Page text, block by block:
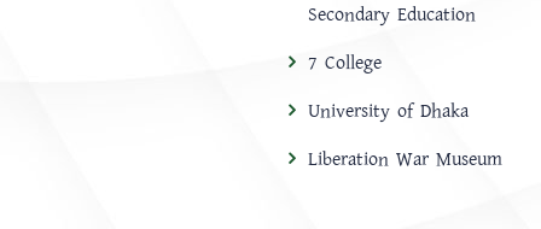
Secondary Education
7 College
University of Dhaka
Liberation War Museum